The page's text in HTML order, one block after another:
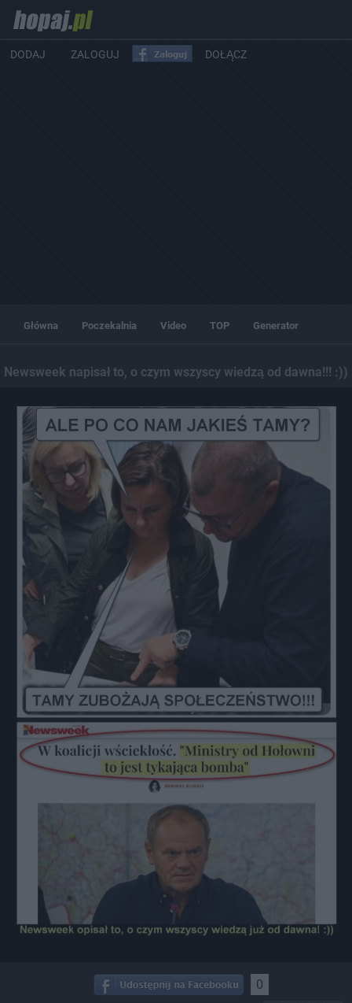
DODAJ ZALOGUJ DOŁĄCZ
Główna Poczekalnia Video TOP Generator
Newsweek napisał to, o czym wszyscy wiedzą od dawna!!! :))
0